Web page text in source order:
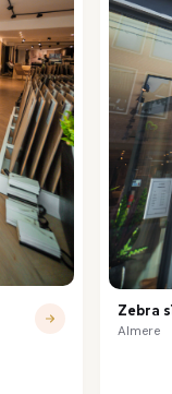
Zebra
Almere